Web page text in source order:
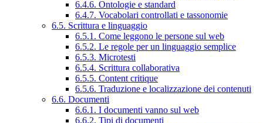
6.4.6. Ontologie e standard
6.4.7. Vocabolari controllati e tassonomie
6.5. Scrittura e linguaggio
6.5.1. Come leggono le persone sul web
6.5.2. Le regole per un linguaggio semplice
6.5.3. Microtesti
6.5.4. Scrittura collaborativa
6.5.5. Content critique
6.5.6. Traduzione e localizzazione dei contenuti
6.6. Documenti
6.6.1. I documenti vanno sul web
6.6.2. Tipi di documenti